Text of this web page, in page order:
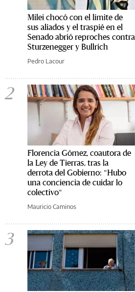
Milei chocó con el límite de
sus aliados y el traspié en el
Senado abrió reproches contra
Sturzenegger y Bullrich
Pedro Lacour
2
Florencia Gómez, coautora de
la Ley de Tierras, tras la
derrota del Gobierno: "Hubo
una conciencia de cuidar lo
colectivo"
Mauricio Caminos
3